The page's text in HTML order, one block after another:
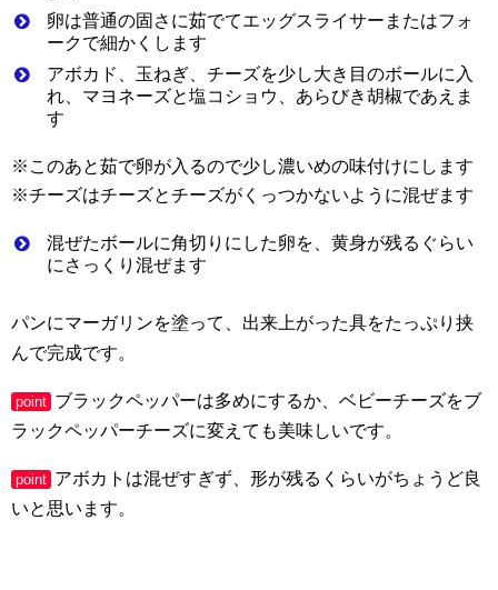
卵は普通の固さに茹でてエッグスライサーまたはフォ
ークで細かくします
アボカド、玉ねぎ、チーズを少し大き目のボールに入
れ、マヨネーズと塩コショウ、あらびき胡椒であえま
す
※このあと茹で卵が入るので少し濃いめの味付けにします
※チーズはチーズとチーズがくっつかないように混ぜます
混ぜたボールに角切りにした卵を、黄身が残るぐらい
にさっくり混ぜます
パンにマーガリンを塗って、出来上がった具をたっぷり挟
んで完成です。
point ブラックペッパーは多めにするか、ベビーチーズをブ
ラックペッパーチーズに変えても美味しいです。
point アボカトは混ぜすぎず、形が残るくらいがちょうど良
いと思います。